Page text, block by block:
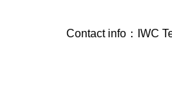
Contact info：IWC